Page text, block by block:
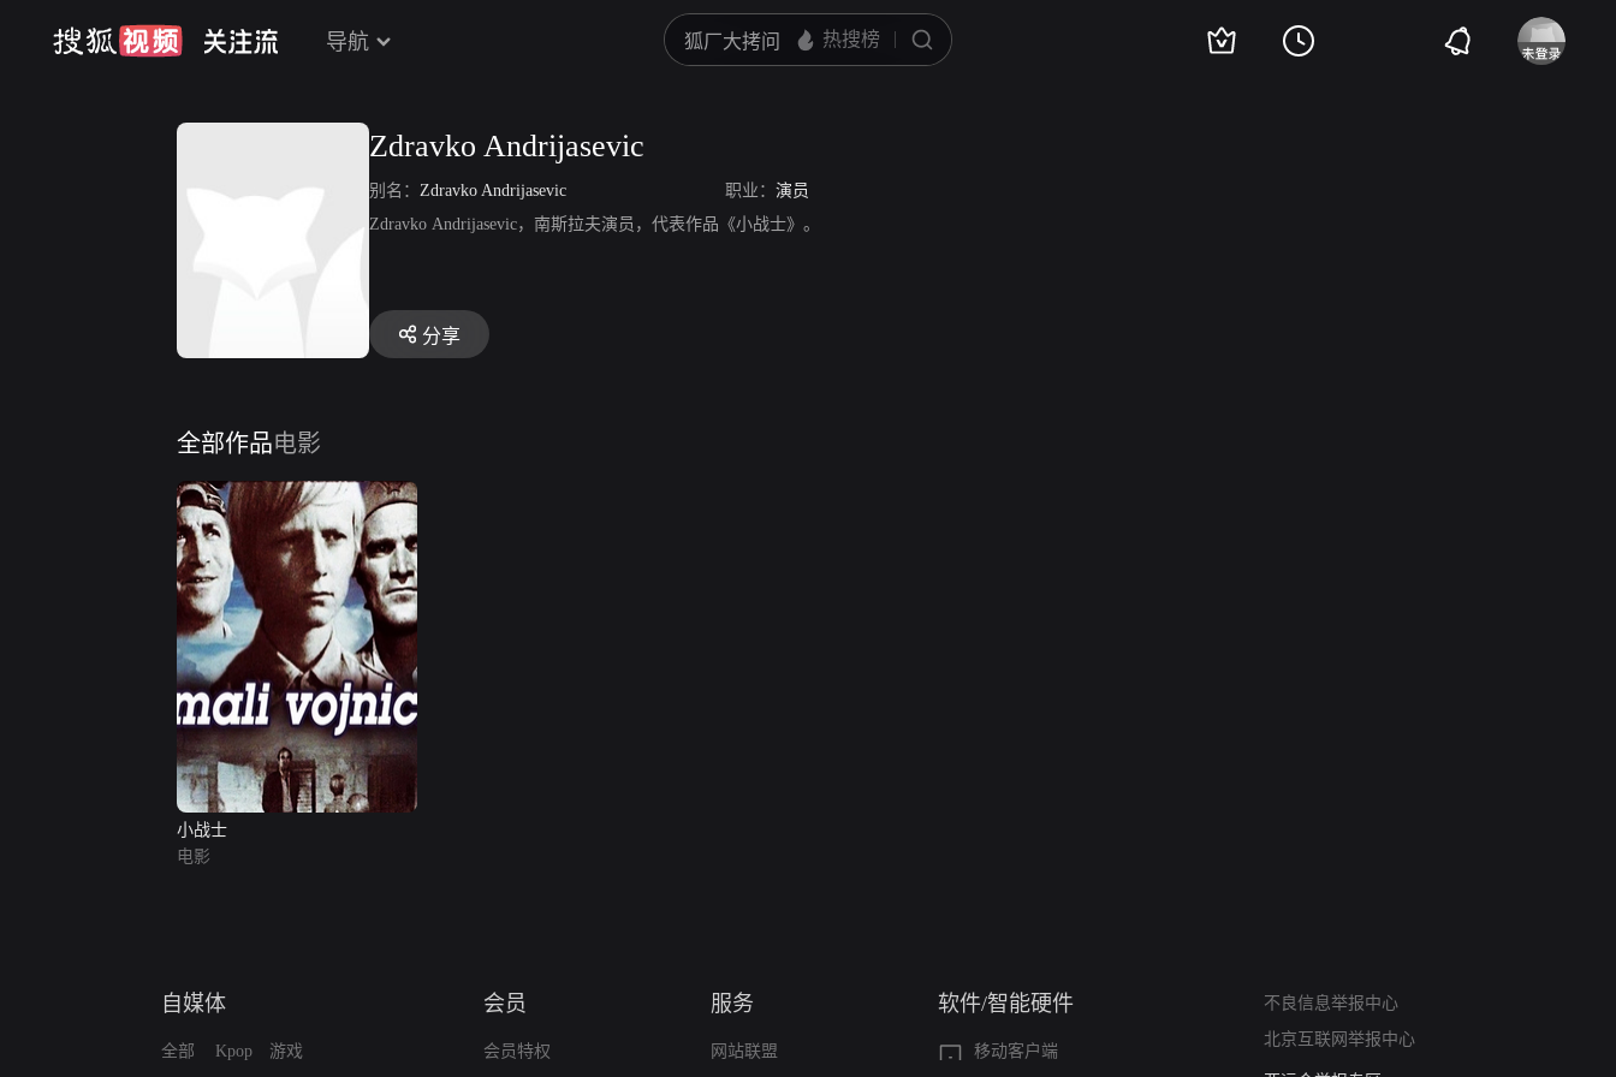
导航
Zdravko Andrijasevic
别名： Zdravko Andrijasevic 职业： 演员
Zdravko Andrijasevic，南斯拉夫演员，代表作品《小战士》。
分享
全部作品电影
小战士
电影
自媒体
全部 Kpop 游戏
会员
会员特权
服务
网站联盟
软件/智能硬件
移动客户端
不良信息举报中心
北京互联网举报中心
算法推荐专项举报